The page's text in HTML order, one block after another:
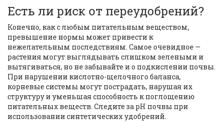
Есть ли риск от переудобрений?
Конечно, как с любым питательным веществом,
превышение нормы может привести к
нежелательным последствиям. Самое очевидное —
растения могут выглядывать слишком зелеными и
вытягиваться, но не забывайте и о подкислении почвы.
При нарушении кислотно-щелочного баланса,
корневые системы могут пострадать, нарушая их
структуру и уменьшая способность к поглощению
питательных веществ. Следите за pH почвы при
использовании синтетических удобрений.